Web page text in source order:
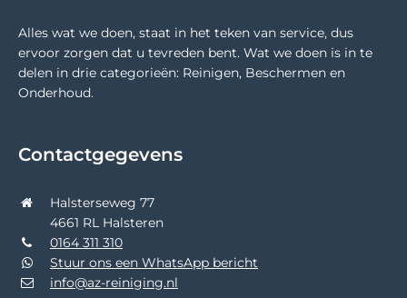
Alles wat we doen, staat in het teken van service, dus
ervoor zorgen dat u tevreden bent. Wat we doen is in te
delen in drie categorieën: Reinigen, Beschermen en
Onderhoud.
Contactgegevens
Halsterseweg 77
4661 RL Halsteren
0164 311 310
Stuur ons een WhatsApp bericht
info@az-reiniging.nl